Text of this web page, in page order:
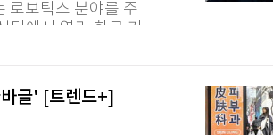
로보틱스 분야를 주
당에서 열린 한국 기
한다면...
글' [트렌드+]